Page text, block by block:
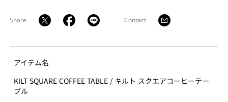
Share Contact
アイテム名
KILT SQUARE COFFEE TABLE / キルト スクエアコーヒーテー
ブル